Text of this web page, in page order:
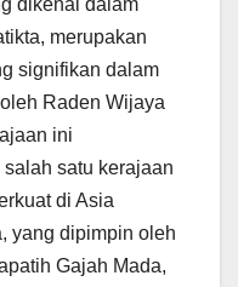
dikenal dalam
merupakan
signifikan dalam
Raden Wijaya
ini
satu kerajaan
di Asia
yang dipimpin oleh
Gajah Mada,